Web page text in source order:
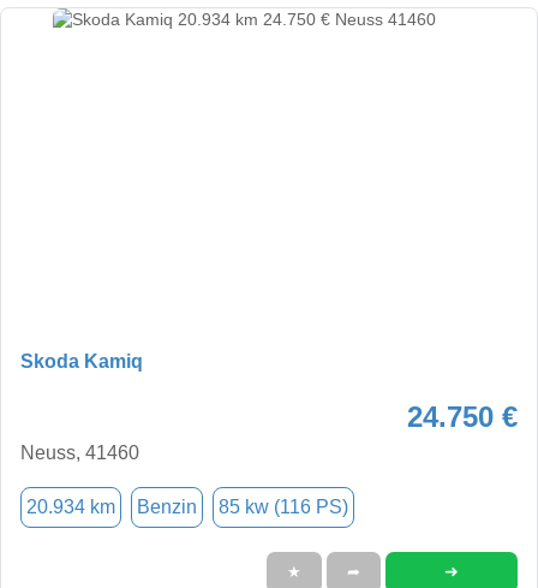
Skoda Kamiq
24.750 €
Neuss, 41460
20.934 km Benzin 85 kw (116 PS)
★ ➦ ➜